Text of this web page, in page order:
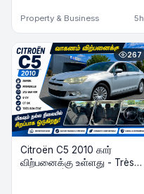
Property & Business 5h
267
Citroën C5 2010 கார்
விற்பனைக்கு உள்ளது - Très